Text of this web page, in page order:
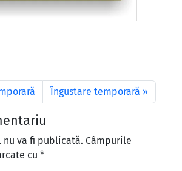
Îngustare temporară
nu va fi publicată. Câmpurile
cu *